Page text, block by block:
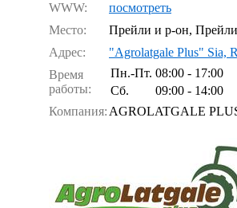
WWW:
посмотреть
Место:
Прейли и р-он, Прейли
Адрес:
"Agrolatgale Plus" Sia,
Время
работы:
Пн.-Пт. 08:00 - 17:00
Сб.
09:00 - 14:00
Компания: AGROLATGALE